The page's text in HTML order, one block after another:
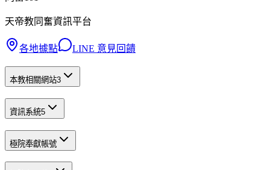
天帝教同奮資訊平台
各地據點 LINE 意見回饋
本教相關網站3
資訊系統5
極院奉獻帳號